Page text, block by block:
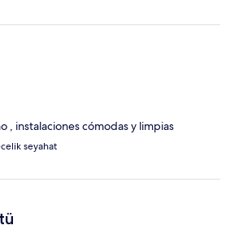
, instalaciones cómodas y limpias
seyahat